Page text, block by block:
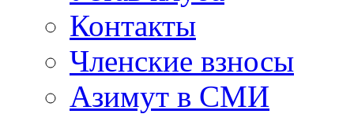
Контакты
Членские взносы
Азимут в СМИ